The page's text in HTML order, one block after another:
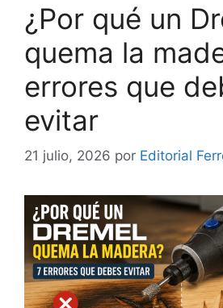
¿Por qué un
quema la
errores que
evitar
21 julio, 2026 por Editorial